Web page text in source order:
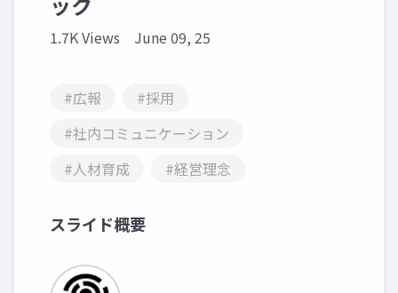
1.7K Views June 09, 25
#広報
#採用
#社内コミュニケーション
#人材育成
#経営理念
スライド概要